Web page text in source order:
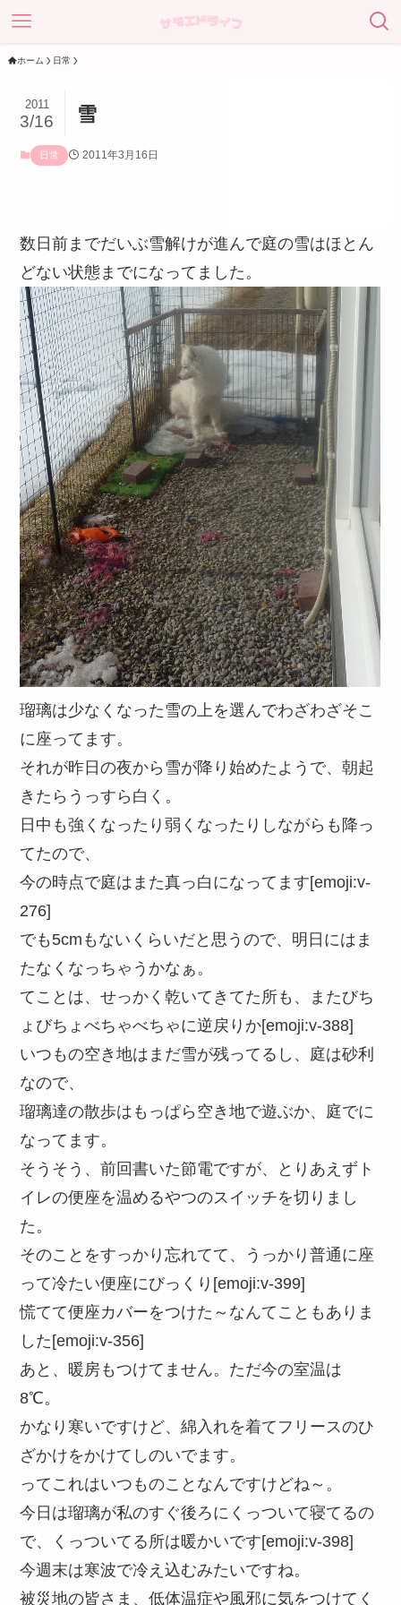
ホーム 日常
雪
2011
3/16
日常 2011年3月16日
数日前までだいぶ雪解けが進んで庭の雪はほとん
どない状態までになってました。
瑠璃は少なくなった雪の上を選んでわざわざそこ
に座ってます。
それが昨日の夜から雪が降り始めたようで、朝起
きたらうっすら白く。
日中も強くなったり弱くなったりしながらも降っ
てたので、
今の時点で庭はまた真っ白になってます[emoji:v-
276]
でも5cmもないくらいだと思うので、明日にはま
たなくなっちゃうかなぁ。
てことは、せっかく乾いてきてた所も、またびち
ょびちょべちゃべちゃに逆戻りか[emoji:v-388]
いつもの空き地はまだ雪が残ってるし、庭は砂利
なので、
瑠璃達の散歩はもっぱら空き地で遊ぶか、庭でに
なってます。
そうそう、前回書いた節電ですが、とりあえずト
イレの便座を温めるやつのスイッチを切りまし
た。
そのことをすっかり忘れてて、うっかり普通に座
って冷たい便座にびっくり[emoji:v-399]
慌てて便座カバーをつけた～なんてこともありま
した[emoji:v-356]
あと、暖房もつけてません。ただ今の室温は
8℃。
かなり寒いですけど、綿入れを着てフリースのひ
ざかけをかけてしのいでます。
ってこれはいつものことなんですけどね～。
今日は瑠璃が私のすぐ後ろにくっついて寝てるの
で、くっついてる所は暖かいです[emoji:v-398]
今週末は寒波で冷え込むみたいですね。
被災地の皆さま、低体温症や風邪に気をつけてく